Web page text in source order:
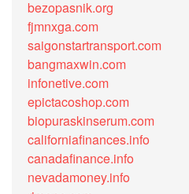
bezopasnik.org
fjmnxga.com
saigonstartransport.com
bangmaxwin.com
infonetive.com
epictacoshop.com
biopuraskinserum.com
californiafinances.info
canadafinance.info
nevadamoney.info